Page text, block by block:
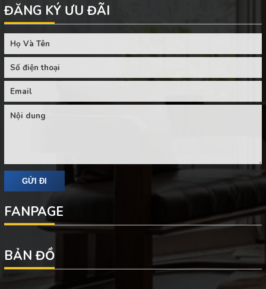
ĐĂNG KÝ ƯU ĐÃI
FANPAGE
BẢN ĐỒ